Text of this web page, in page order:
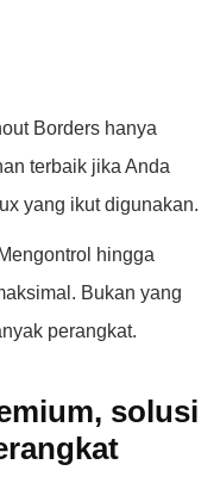
Borders hanya
terbaik jika Anda
yang ikut digunakan.
Mengontrol hingga
Bukan yang
perangkat.
solusi